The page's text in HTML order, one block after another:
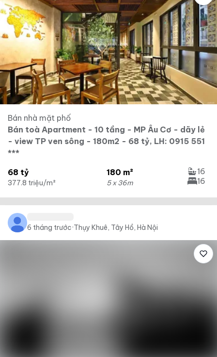
Bán nhà mặt phố
Bán toà Apartment - 10 tầng - MP Âu Cơ - dãy lẻ
- view TP ven sông - 180m2 - 68 tỷ, LH: 0915 551
***
68 tỷ
377.8 triệu/m²
180 m²
5 x 36m
16
16
6 tháng trước·Thụy Khuê, Tây Hồ, Hà Nội